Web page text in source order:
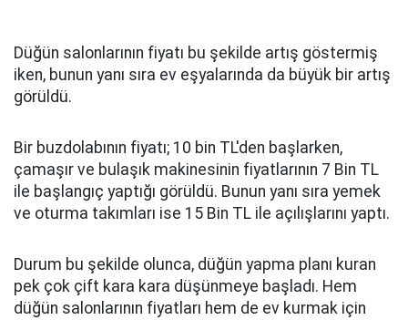
Düğün salonlarının fiyatı bu şekilde artış göstermiş
iken, bunun yanı sıra ev eşyalarında da büyük bir artış
görüldü.
Bir buzdolabının fiyatı; 10 bin TL'den başlarken,
çamaşır ve bulaşık makinesinin fiyatlarının 7 Bin TL
ile başlangıç yaptığı görüldü. Bunun yanı sıra yemek
ve oturma takımları ise 15 Bin TL ile açılışlarını yaptı.
Durum bu şekilde olunca, düğün yapma planı kuran
pek çok çift kara kara düşünmeye başladı. Hem
düğün salonlarının fiyatları hem de ev kurmak için